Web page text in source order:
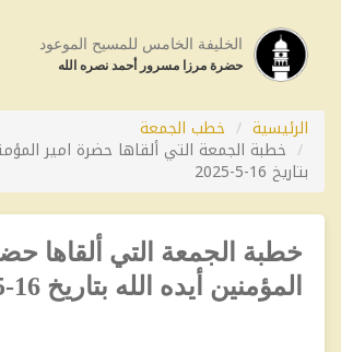
الخليفة الخامس للمسيح الموعود
حضرة مرزا مسرور أحمد نصره الله
الرئيسية خطب الجمعة
خطبة الجمعة التي ألقاها حضرة امير
بتاريخ 16-5-2025
خطبة الجمعة التي ألقاها
المؤمنين أيده الله بتاريخ 16-5-2025